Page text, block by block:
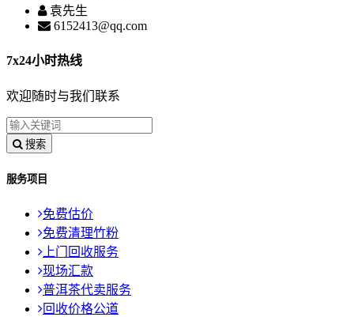
袁先生
6152413@qq.com
7x24小时热线
欢迎随时与我们联系
搜索
服务项目
免费估价
免费清理竹粉
上门回收服务
现场汇款
普洱茶代卖服务
回收价格公道